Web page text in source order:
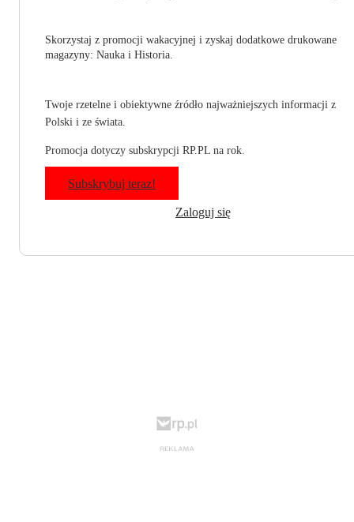
Skorzystaj z promocji wakacyjnej i zyskaj dodatkowe drukowane
magazyny: Nauka i Historia.
Twoje rzetelne i obiektywne źródło najważniejszych informacji z
Polski i ze świata.
Promocja dotyczy subskrypcji RP.PL na rok.
Subskrybuj teraz!
Zaloguj się